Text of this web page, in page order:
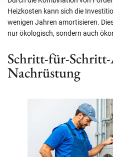
Heizkosten kann sich die
wenigen Jahren amortisieren.
nur ökologisch, sondern auch
Schritt-für-
Nachrüstung